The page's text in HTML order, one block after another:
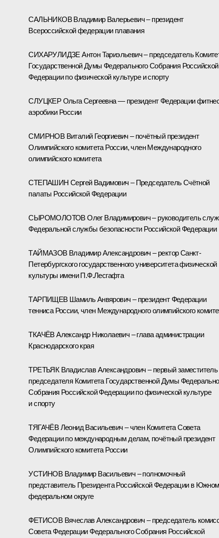
САЛЬНИКОВ Владимир Валерьевич – президент
Всероссийской федерации плавания
СИХАРУЛИДЗЕ Антон Тариэльевич – председатель
Государственной Думы Федерального Собрания Российской
Федерации по физической культуре и спорту
СЛУЦКЕР Ольга Сергеевна — президент Федерации
аэробики России
СМИРНОВ Виталий Георгиевич – почётный президент
Олимпийского комитета России, член Международного
олимпийского комитета
СТЕПАШИН Сергей Вадимович – Председатель Счётной
палаты Российской Федерации
СЫРОМОЛОТОВ Олег Владимирович – руководитель
Федеральной службы безопасности Российской Федерации
ТАЙМАЗОВ Владимир Александрович – ректор Санкт-
Петербургского государственного университета физической
культуры имени П.Ф.Лесгафта
ТАРПИЩЕВ Шамиль Анвярович – президент Федерации
тенниса России, член Международного олимпийского
ТКАЧЁВ Александр Николаевич – глава администрации
Краснодарского края
ТРЕТЬЯК Владислав Александрович – первый заместитель
председателя Комитета Государственной Думы
Собрания Российской Федерации по физической культуре
и спорту
ТЯГАЧЁВ Леонид Васильевич – член Комитета Совета
Федерации по международным делам, почётный президент
Олимпийского комитета России
УСТИНОВ Владимир Васильевич – полномочный
представитель Президента Российской Федерации в Южном
федеральном округе
ФЕТИСОВ Вячеслав Александрович – председатель
Совета Федерации Федерального Собрания Российской